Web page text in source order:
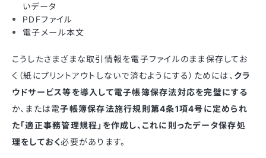
いデータ
PDFファイル
電子メール本文
こうしたさまざまな取引情報を電子ファイルのまま保存してお
く（紙にプリントアウトしないで済むようにする）ためには、 クラ
ウドサービス等を導入して電子帳簿保存法対応を完璧にする
か、または電子帳簿保存法施行規則第4条1項4号に定められ
た「適正事務管理規程」を作成し、これに則ったデータ保存処
理をしておく必要があります。